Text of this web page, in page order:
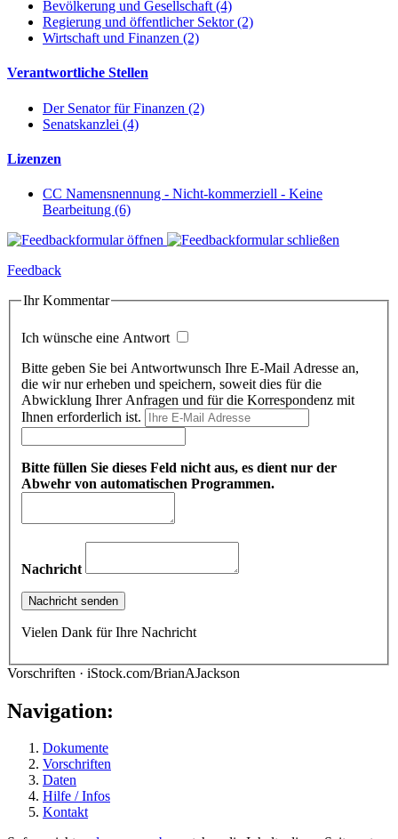
Bevölkerung und Gesellschaft (4)
Regierung und öffentlicher Sektor (2)
Wirtschaft und Finanzen (2)
Verantwortliche Stellen
Der Senator für Finanzen (2)
Senatskanzlei (4)
Lizenzen
CC Namensnennung - Nicht-kommerziell - Keine
Bearbeitung (6)
Feedback
Ihr Kommentar
Ich wünsche eine Antwort
Bitte geben Sie bei Antwortwunsch Ihre E-Mail Adresse an,
die wir nur erheben und speichern, soweit dies für die
Abwicklung Ihrer Anfragen und für die Korrespondenz mit
Ihnen erforderlich ist.
Bitte füllen Sie dieses Feld nicht aus, es dient nur der
Abwehr von automatischen Programmen.
Nachricht
Vielen Dank für Ihre Nachricht
Vorschriften · iStock.com/BrianAJackson
Navigation:
Dokumente
Vorschriften
Daten
Hilfe / Infos
Kontakt